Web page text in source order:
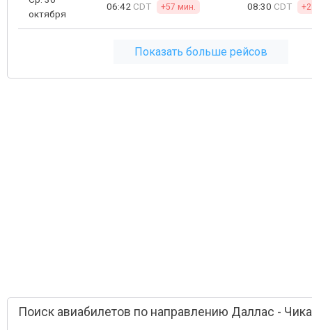
октября
06:42 CDT +57 мин. 08:30 CDT
Показать больше рейсов
Поиск авиабилетов по направлению Даллас -